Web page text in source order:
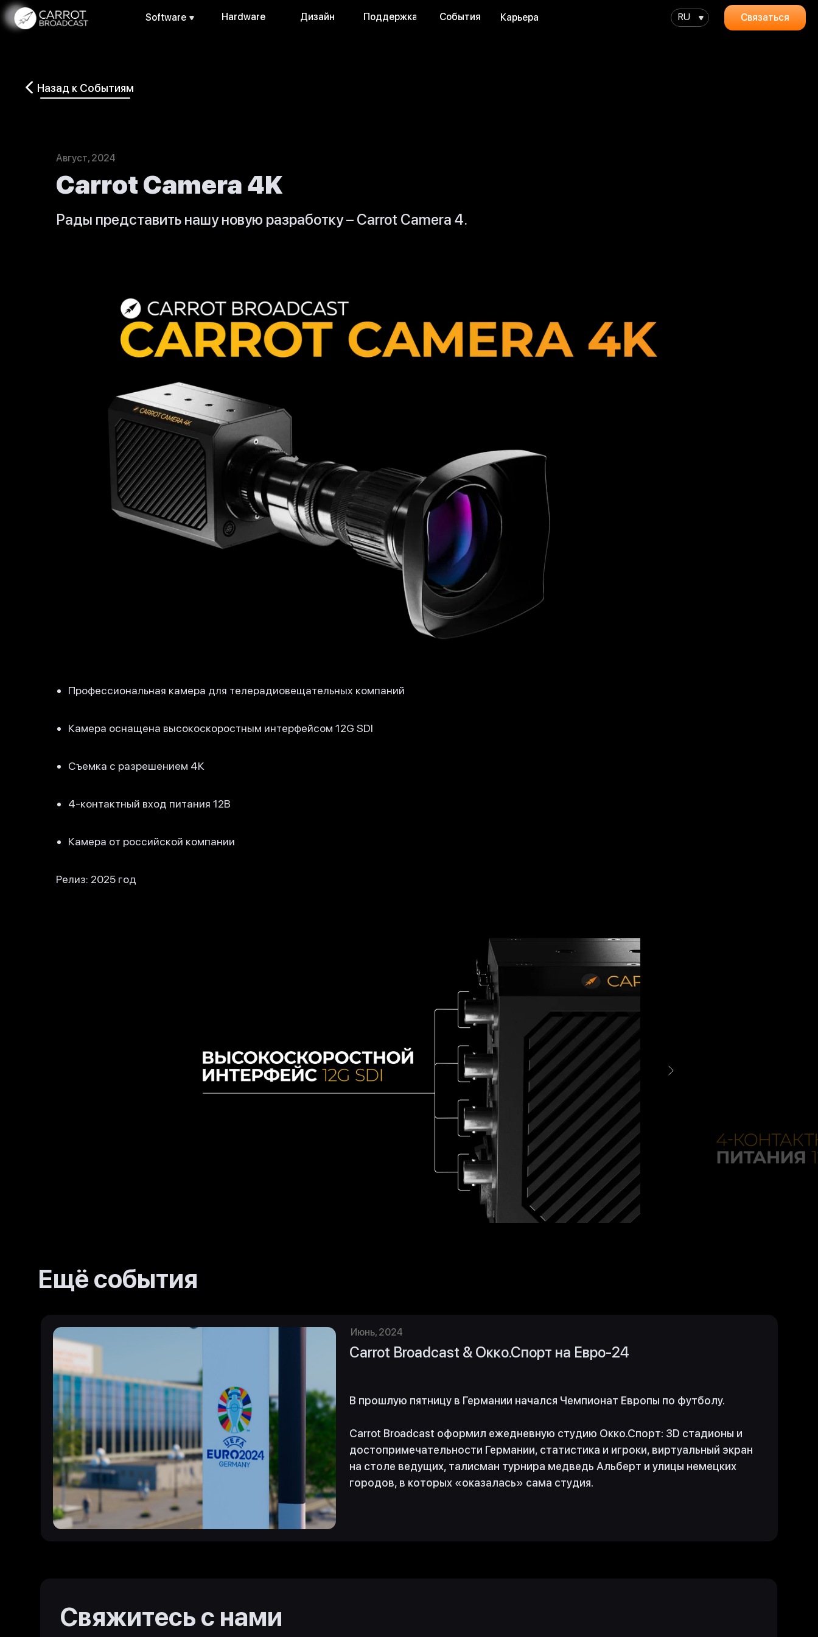
Связаться
Hardware Поддержка События
Software Карьера
Дизайн RU
Назад к Событиям
Август, 2024
Carrot Camera 4K
Рады представить нашу новую разработку – Carrot Camera 4.
Профессиональная камера для телерадиовещательных компаний
Камера оснащена высокоскоростным интерфейсом 12G SDI
Съемка с разрешением 4К
4-контактный вход питания 12В
Камера от российской компании
Релиз: 2025 год
Ещё события
Carrot Broadcast & Окко.Спорт на Евро-24
Июнь, 2024
В прошлую пятницу в Германии начался Чемпионат Европы по футболу.
Carrot Broadcast оформил ежедневную студию Окко.Спорт: 3D стадионы и
достопримечательности Германии, статистика и игроки, виртуальный экран
на столе ведущих, талисман турнира медведь Альберт и улицы немецких
городов, в которых «оказалась» сама студия.
Свяжитесь с нами